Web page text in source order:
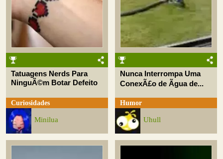
Tatuagens Nerds Para
NinguÃ©m Botar Defeito
Curiosidades
Minilua
Nunca Interrompa Uma
ConexÃ£o de Ãgua de...
Humor
Uhull